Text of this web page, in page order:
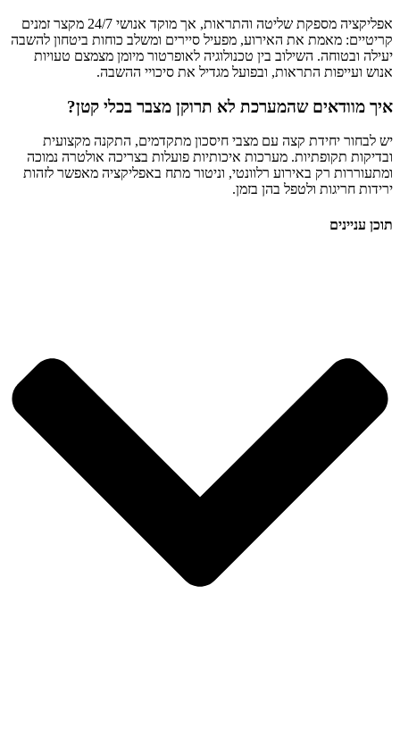
אפליקציה מספקת שליטה והתראות, אך מוקד אנושי 24/7 מקצר זמנים
קריטיים: מאמת את האירוע, מפעיל סיירים ומשלב כוחות ביטחון להשבה
יעילה ובטוחה. השילוב בין טכנולוגיה לאופרטור מיומן מצמצם טעויות
אנוש ועייפות התראות, ובפועל מגדיל את סיכויי ההשבה.
איך מוודאים שהמערכת לא תרוקן מצבר בכלי קטן?
יש לבחור יחידת קצה עם מצבי חיסכון מתקדמים, התקנה מקצועית
ובדיקות תקופתיות. מערכות איכותיות פועלות בצריכה אולטרה נמוכה
ומתעוררות רק באירוע רלוונטי, וניטור מתח באפליקציה מאפשר לזהות
ירידות חריגות ולטפל בהן בזמן.
תוכן עניינים